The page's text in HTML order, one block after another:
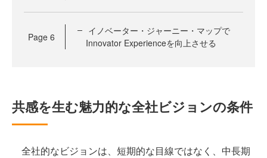
Page 6
イノベーター・ジャーニー・マップで
Innovator Experienceを向上させる
共感を生む魅力的な全社ビジョンの条件
全社的なビジョンは、短期的な目線ではなく、中長期